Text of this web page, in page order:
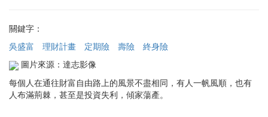
關鍵字：
吳盛富
理財計畫 定期險 壽險
終身險
圖片來源：達志影像
每個人在通往財富自由路上的風景不盡相同，有人一帆風順，也有
人布滿荊棘，甚至是投資失利，傾家蕩產。